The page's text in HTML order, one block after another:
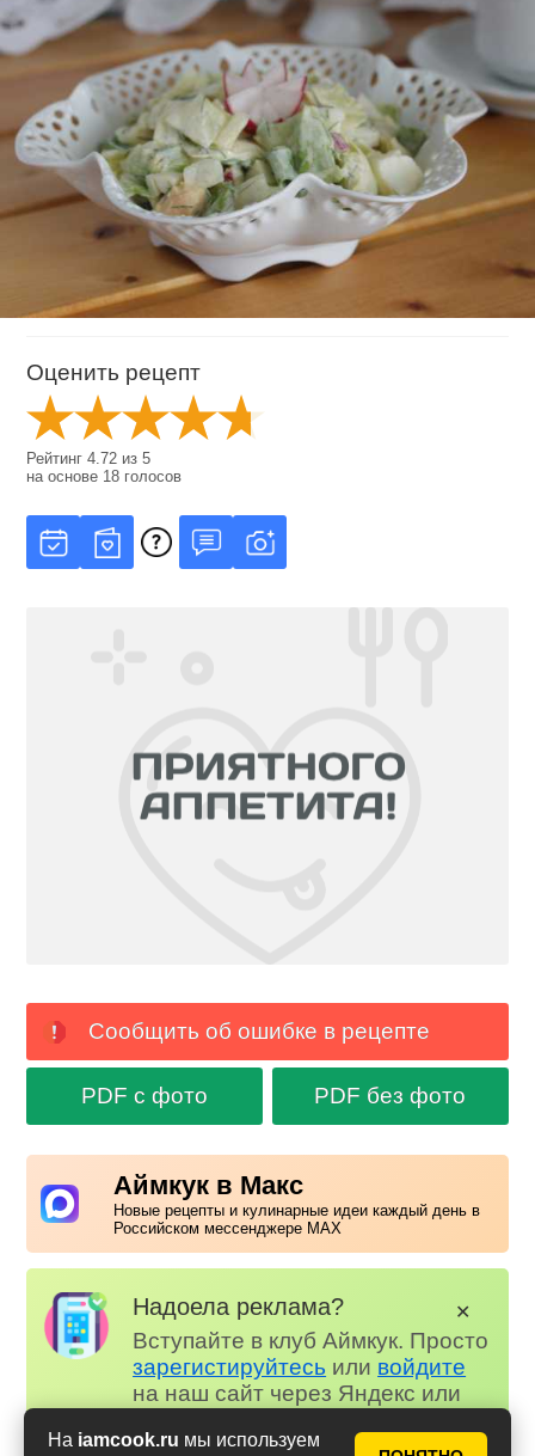
На iamcook.ru мы используем
Оценить рецепт
Рейтинг4.72 из5
на основе 18 голосов
Сообщить об ошибке в рецепте
PDF с фото PDF без фото
Аймкук в Макс
Новые рецепты и кулинарные идеи каждый день в
Российском мессенджере MAX
Надоела реклама?
Вступайте в клуб Аймкук. Просто
зарегистируйтесь или войдите
на наш сайт через Яндекс или
Для всех, кто в клубе...
✕